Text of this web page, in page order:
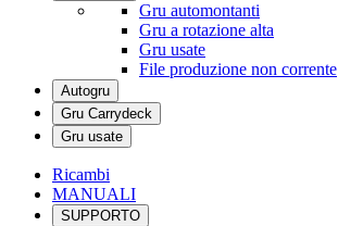
Gru automontanti
Gru a rotazione alta
Gru usate
File produzione non corrente
Autogru
Gru Carrydeck
Gru usate
Ricambi
MANUALI
SUPPORTO